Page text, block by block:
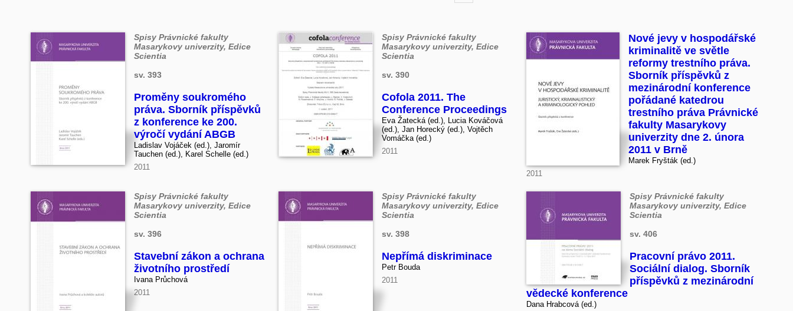
Spisy Právnické fakulty
Masarykovy univerzity, Edice
Scientia
sv. 393
Proměny soukromého
práva. Sborník příspěvků
z konference ke 200.
výročí vydání ABGB
Ladislav Vojáček (ed.), Jaromír
Tauchen (ed.), Karel Schelle (ed.)
2011
Spisy Právnické fakulty
Masarykovy univerzity, Edice
Scientia
sv. 390
Cofola 2011. The
Conference Proceedings
Eva Žatecká (ed.), Lucia Kováčová
(ed.), Jan Horecký (ed.), Vojtěch
Vomáčka (ed.)
2011
Nové jevy v hospodářské
kriminalitě ve světle
reformy trestního práva.
Sborník příspěvků z
mezinárodní konference
pořádané katedrou
trestního práva Právnické
fakulty Masarykovy
univerzity dne 2. února
2011 v Brně
Marek Fryšták (ed.)
2011
Spisy Právnické fakulty
Masarykovy univerzity, Edice
Scientia
sv. 396
Stavební zákon a ochrana
životního prostředí
Ivana Průchová
2011
Spisy Právnické fakulty
Masarykovy univerzity, Edice
Scientia
sv. 398
Nepřímá diskriminace
Petr Bouda
2011
Spisy Právnické fakulty
Masarykovy univerzity, Edice
Scientia
sv. 406
Pracovní právo 2011.
Sociální dialog. Sborník
příspěvků z mezinárodní
vědecké konference
Dana Hrabcová (ed.)